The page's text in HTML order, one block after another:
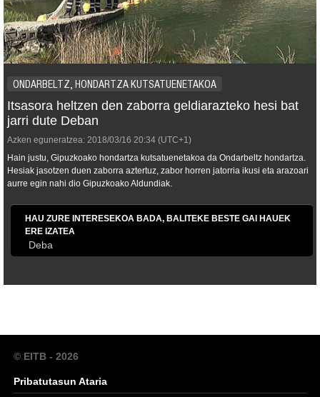
ONDARBELTZ, HONDARTZA KUTSATUENETAKOA
Itsasora heltzen den zaborra geldiarazteko hesi bat
jarri dute Deban
Azken eguneratzea: 2018/03/16 20:34 (UTC+1)
Hain justu, Gipuzkoako hondartza kutsatuenetakoa da Ondarbeltz hondartza.
Hesiak jasotzen duen zaborra aztertuz, zabor horren jatorria ikusi eta arazoari
aurre egin nahi dio Gipuzkoako Aldundiak.
HAU ZURE INTERESEKOA BADA, BALITEKE BESTE GAI HAUEK
ERE IZATEA
Deba
© EITB - 2026
Pribatutasun Ataria